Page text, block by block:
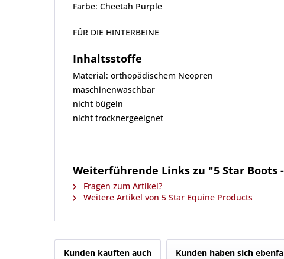
Farbe: Cheetah Purple
FÜR DIE HINTERBEINE
Inhaltsstoffe
Material: orthopädischem Neopren
maschinenwaschbar
nicht bügeln
nicht trocknergeeignet
Weiterführende Links zu "5 Star Boots
Fragen zum Artikel?
Weitere Artikel von 5 Star Equine Products
Kunden kauften auch Kunden haben sich